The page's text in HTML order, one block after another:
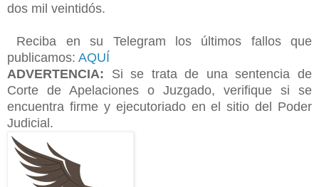
dos mil veintidós.
Reciba en su Telegram los últimos fallos que
publicamos: AQUÍ
ADVERTENCIA: Si se trata de una sentencia de
Corte de Apelaciones o Juzgado, verifique si se
encuentra firme y ejecutoriado en el sitio del Poder
Judicial.